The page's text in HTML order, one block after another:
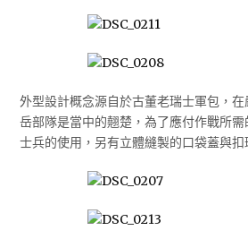
外型設計概念源自於古董老瑞士軍包，
岳部隊是當中的翹楚，為了應付作戰所
士兵的使用，另有立體縫製的口袋蓋與